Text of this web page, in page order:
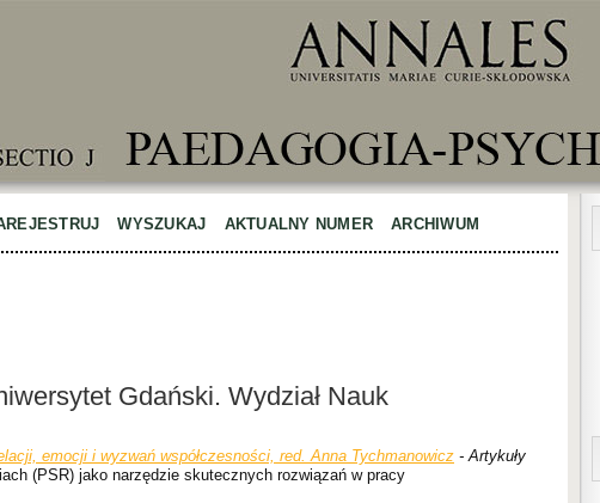
WYSZUKAJ AKTUALNY NUMER ARCHIWUM
Gdański. Wydział Nauk
emocji i wyzwań współczesności, red. Anna Tychmanowicz - Artykuły
(PSR) jako narzędzie skutecznych rozwiązań w pracy